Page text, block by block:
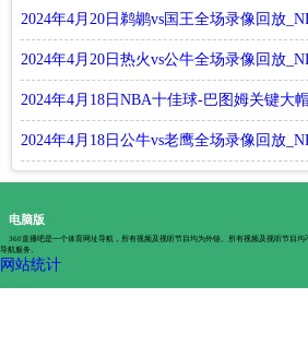
2024年4月20日鹈鹕vs国王全场录像回放
2024年4月20日热火vs公牛全场录像回放
2024年4月18日NBA十佳球-巴图姆关键大
2024年4月18日公牛vs老鹰全场录像回放
电脑版
360直播吧是一个体育网址导航，所有视频及视听节目均为外链。所有视频及视听节目
导航服务。
网站统计